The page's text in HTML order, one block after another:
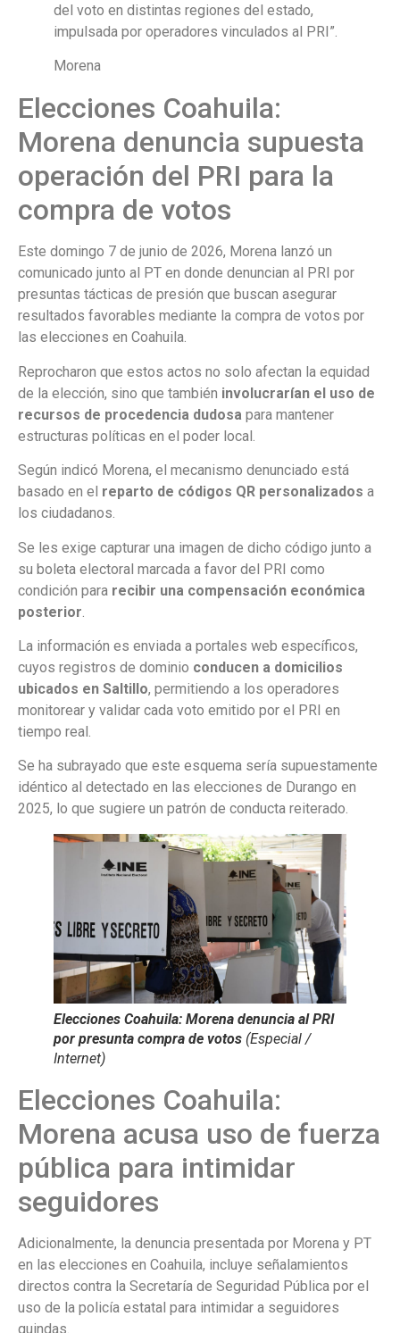
del voto en distintas regiones del estado,
impulsada por operadores vinculados al PRI”.
Morena
Elecciones Coahuila:
Morena denuncia supuesta
operación del PRI para la
compra de votos
Este domingo 7 de junio de 2026, Morena lanzó un
comunicado junto al PT en donde denuncian al PRI por
presuntas tácticas de presión que buscan asegurar
resultados favorables mediante la compra de votos por
las elecciones en Coahuila.
Reprocharon que estos actos no solo afectan la equidad
de la elección, sino que también involucrarían el uso de
recursos de procedencia dudosa para mantener
estructuras políticas en el poder local.
Según indicó Morena, el mecanismo denunciado está
basado en el reparto de códigos QR personalizados a
los ciudadanos.
Se les exige capturar una imagen de dicho código junto a
su boleta electoral marcada a favor del PRI como
condición para recibir una compensación económica
posterior
La información es enviada a portales web específicos,
cuyos registros de dominio conducen a domicilios
ubicados en Saltillo, permitiendo a los operadores
monitorear y validar cada voto emitido por el PRI en
tiempo real.
Se ha subrayado que este esquema sería supuestamente
idéntico al detectado en las elecciones de Durango en
2025, lo que sugiere un patrón de conducta reiterado.
Elecciones Coahuila: Morena denuncia al PRI
por presunta compra de votos (Especial /
Internet)
Elecciones Coahuila:
Morena acusa uso de fuerza
pública para intimidar
seguidores
Adicionalmente, la denuncia presentada por Morena y PT
en las elecciones en Coahuila, incluye señalamientos
directos contra la Secretaría de Seguridad Pública por el
uso de la policía estatal para intimidar a seguidores
guindas.